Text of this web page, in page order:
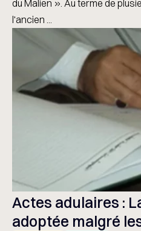
du Malien ». Au terme de
l'ancien ...
Actes adulaires :
adoptée malgré